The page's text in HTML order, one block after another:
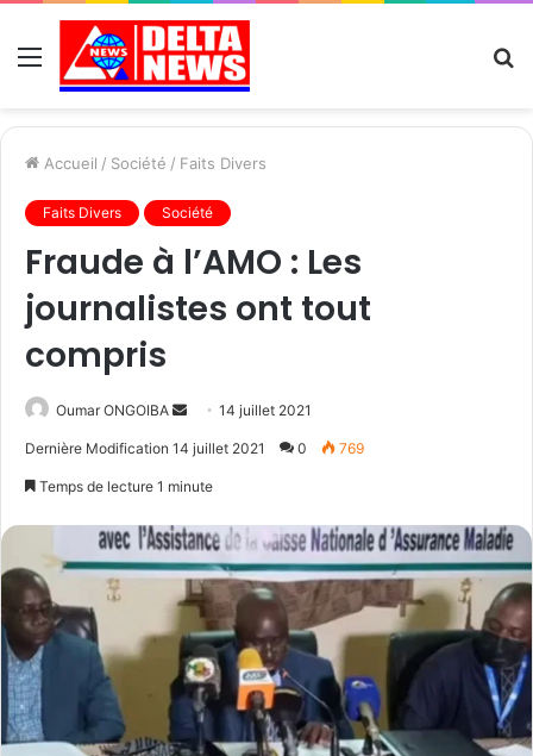
Menu
Accueil / Société / Faits Divers
Faits Divers Société
Fraude à l’AMO : Les
journalistes ont tout
compris
Oumar ONGOIBA
Send14 juillet 2021
Dernière Modification 14 juillet 2021 0 769
Temps de lecture 1 minute